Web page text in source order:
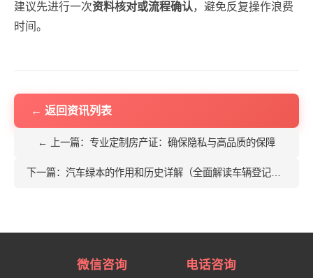
建议先进行一次资料核对或流程确认，避免反复操作浪费
时间。
← 返回资讯列表
← 上一篇：专业定制房产证：确保隐私与高品质的保障
微信咨询 电话咨询